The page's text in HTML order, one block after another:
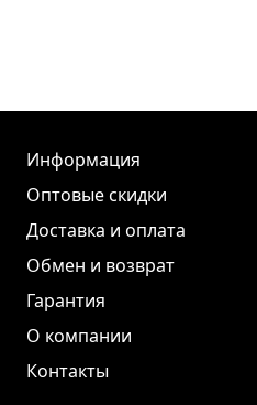
Информация
Оптовые скидки
Доставка и оплата
Обмен и возврат
Гарантия
О компании
Контакты